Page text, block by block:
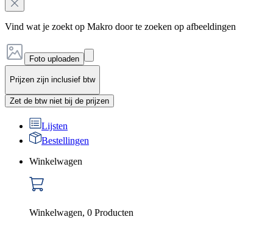
Vind wat je zoekt op Makro door te zoeken op afbeeldingen
Foto uploaden
Prijzen zijn inclusief btw
Zet de btw niet bij de prijzen
Lijsten
Bestellingen
Winkelwagen
Winkelwagen, 0 Producten